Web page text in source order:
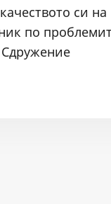
си на
по
Сдружение